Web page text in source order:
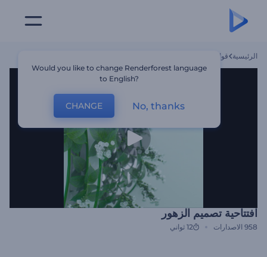
الرئيسية قوالب
افتتاحية تصميم الزهور
958 الاصدارات 12 ثواني
Would you like to change Renderforest language
to English?
CHANGE No, thanks